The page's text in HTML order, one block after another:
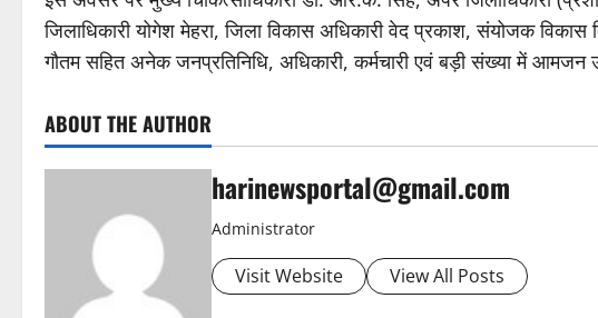
जिलाधिकारी योगेश मेहरा, जिला विकास अधिकारी वेद प्रकाश, संयोजक विकास
गौतम सहित अनेक जनप्रतिनिधि, अधिकारी, कर्मचारी एवं बड़ी संख्या में आमजन
ABOUT THE AUTHOR
harinewsportal@gmail.com
Administrator
Visit Website View All Posts